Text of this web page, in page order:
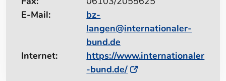
E-Mail:
bz-
langen@internationaler-
bund.de
Internet:
https://www.internationaler
-bund.de/